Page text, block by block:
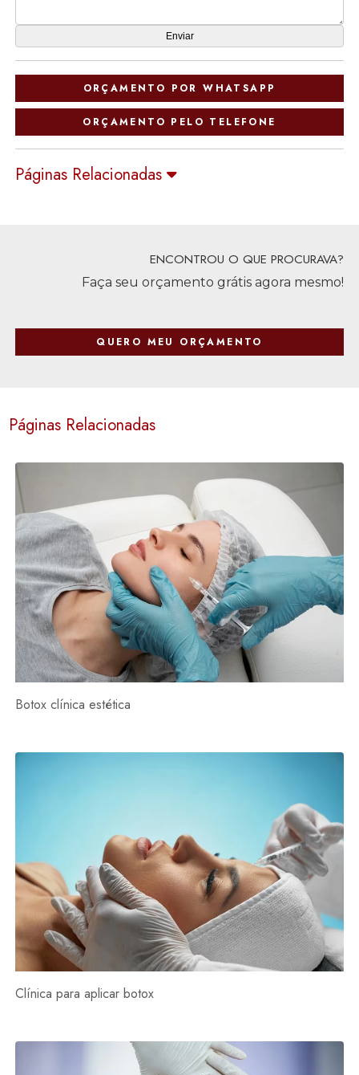
ORÇAMENTO POR WHATSAPP
ORÇAMENTO PELO TELEFONE
Páginas Relacionadas
ENCONTROU O QUE PROCURAVA?
Faça seu orçamento grátis agora mesmo!
QUERO MEU ORÇAMENTO
Páginas Relacionadas
Botox clínica estética
Clínica para aplicar botox